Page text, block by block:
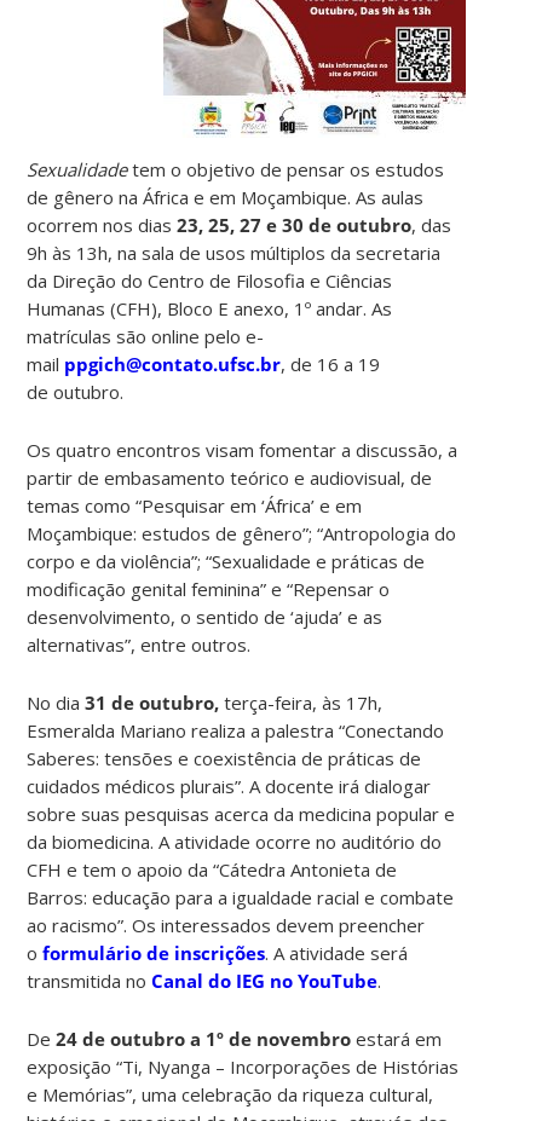
Sexualidadetem o objetivo de pensar os estudos
de gênero na África e em Moçambique. As aulas
ocorrem nos dias 23, 25, 27 e 30 de outubro, das
9h às 13h, na sala de usos múltiplos da secretaria
da Direção do Centro de Filosofia e Ciências
Humanas (CFH), Bloco E anexo, 1º andar. As
matrículas são online pelo e-
mail ppgich@contato.ufsc.br, de 16 a 19
de outubro.
Os quatro encontros visam fomentar a discussão, a
partir de embasamento teórico e audiovisual, de
temas como “Pesquisar em ‘África’ e em
Moçambique: estudos de gênero”; “Antropologia do
corpo e da violência”; “Sexualidade e práticas de
modificação genital feminina” e “Repensar o
desenvolvimento, o sentido de ‘ajuda’ e as
alternativas”, entre outros.
No dia31 de outubro,terça-feira, às 17h,
Esmeralda Mariano realiza a palestra “Conectando
Saberes: tensões e coexistência de práticas de
cuidados médicos plurais”. A docente irá dialogar
sobre suas pesquisas acerca da medicina popular e
da biomedicina. A atividade ocorre no auditório do
CFH etem o apoio da “Cátedra Antonieta de
Barros: educação para a igualdade racial e combate
ao racismo”. Os interessados devem preencher
oformulário de inscrições. A atividade será
transmitida noCanal do IEG no YouTube.
De24 de outubro a 1º de novembro estará em
exposição “Ti, Nyanga – Incorporações de Histórias
e Memórias”, uma celebração da riqueza cultural,